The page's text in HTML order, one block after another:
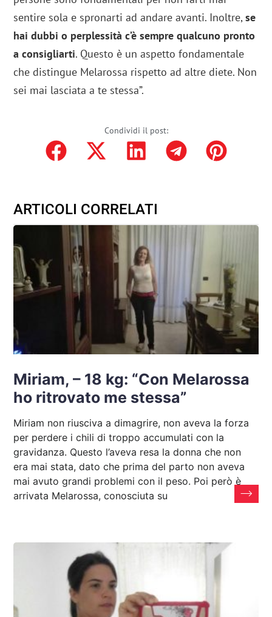
sentire sola e spronarti ad andare avanti. Inoltre,se
hai dubbi o perplessità c’è sempre qualcuno pronto
a consigliarti. Questo è un aspetto fondamentale
che distingue Melarossa rispetto ad altre diete. Non
sei mai lasciata a te stessa”.
Condividi il post:
ARTICOLI CORRELATI
Miriam, – 18 kg: “Con Melarossa
ho ritrovato me stessa”
Miriam non riusciva a dimagrire, non aveva la forza
per perdere i chili di troppo accumulati con la
gravidanza. Questo l’aveva resa la donna che non
era mai stata, dato che prima del parto non aveva
mai avuto grandi problemi con il peso. Poi però è
arrivata Melarossa, conosciuta su